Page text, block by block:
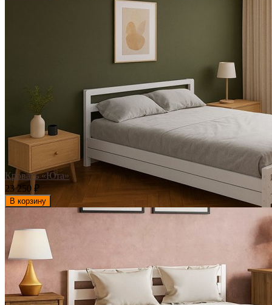
Кровать «Юта»
23 250 ₽
В корзину